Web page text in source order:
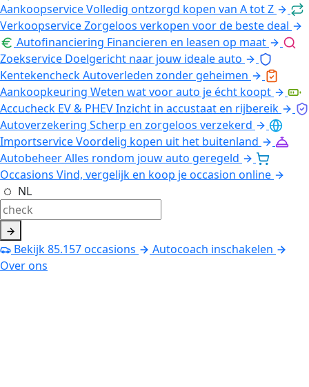
AankoopserviceVolledig ontzorgd kopen van A tot Z
VerkoopserviceZorgeloos verkopen voor de beste deal
Autofinanciering Financieren en leasen op maat
Zoekservice Doelgericht naar jouw ideale auto
KentekencheckAutoverleden zonder geheimen
Aankoopkeuring Weten wat voor auto je écht koopt
Accucheck EV & PHEVInzicht in accustaat en rijbereik
Autoverzekering Scherp en zorgeloos verzekerd
ImportserviceVoordelig kopen uit het buitenland
AutobeheerAlles rondom jouw auto geregeld
Occasions Vind, vergelijk en koop je occasion online
NL
Bekijk85.157occasions
Autocoach inschakelen
Over ons